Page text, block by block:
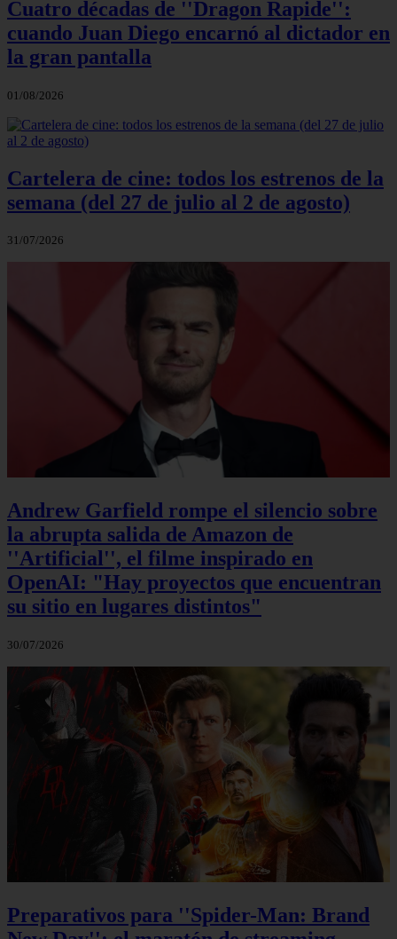
Cuatro décadas de ''Dragon Rapide'':
cuando Juan Diego encarnó al dictador en
la gran pantalla
01/08/2026
Cartelera de cine: todos los estrenos de la
semana (del 27 de julio al 2 de agosto)
31/07/2026
Andrew Garfield rompe el silencio sobre
la abrupta salida de Amazon de
''Artificial'', el filme inspirado en
OpenAI: "Hay proyectos que encuentran
su sitio en lugares distintos"
30/07/2026
Preparativos para ''Spider-Man: Brand